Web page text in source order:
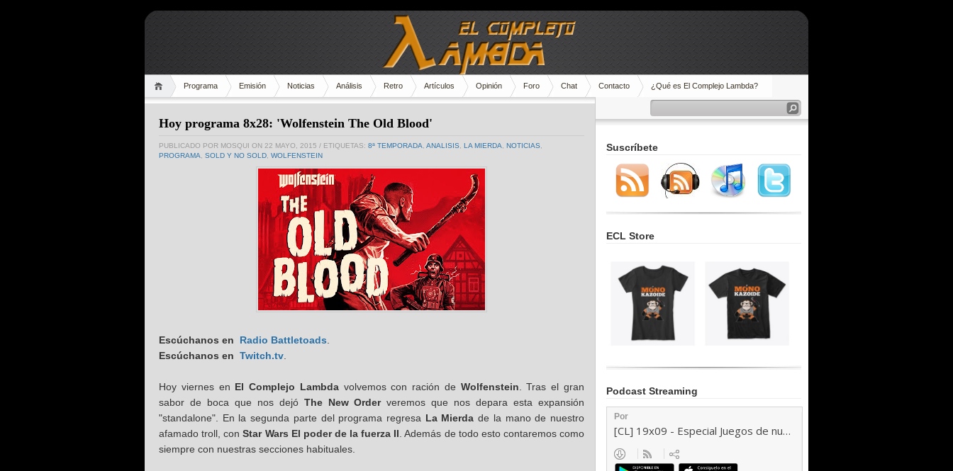
Programa Emisión Noticias Análisis Retro Artículos Opinión Foro Chat Contacto ¿Qué es El Complejo Lambda?
Hoy programa 8x28: 'Wolfenstein The Old Blood'
PUBLICADO POR MOSQUI ON 22 MAYO, 2015 / ETIQUETAS: 8ª TEMPORADA ANALISIS LA MIERDA NOTICIAS
PROGRAMA
SOLD Y NO SOLD WOLFENSTEIN
Escúchanos en Radio Battletoads
Escúchanos en Twitch.tv
Hoy viernes en El Complejo Lambdavolvemos con ración de Wolfenstein . Tras el gran
sabor de boca que nos dejó The New Orderveremos que nos depara esta expansión
"standalone". En la segunda parte del programa regresa La Mierda de la mano de nuestro
afamado troll, conStar Wars El poder de la fuerza II . Además de todo esto contaremos como
siempre con nuestras secciones habituales.
Suscríbete
ECL Store
Podcast Streaming